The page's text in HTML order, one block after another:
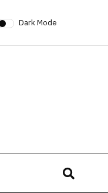
Dark Mode